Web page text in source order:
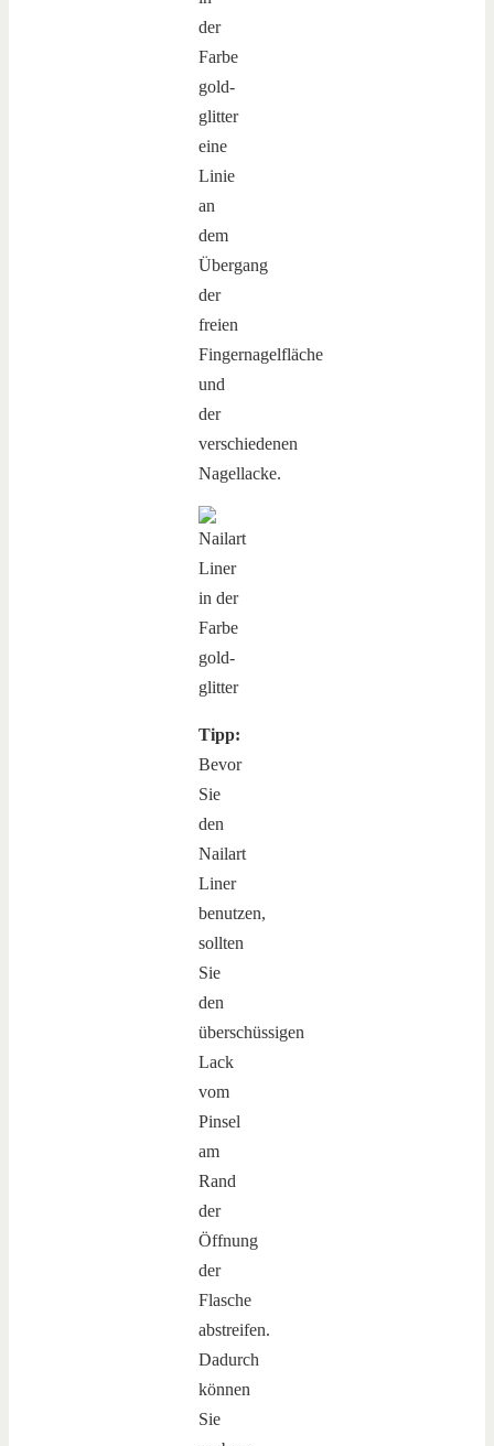
der
Farbe
gold-
glitter
eine
Linie
an
dem
Übergang
der
freien
Fingernagelfläche
und
der
verschiedenen
Nagellacke.
Tipp:
Bevor
Sie
den
Nailart
Liner
benutzen,
sollten
Sie
den
überschüssigen
Lack
vom
Pinsel
am
Rand
der
Öffnung
der
Flasche
abstreifen.
Dadurch
können
Sie